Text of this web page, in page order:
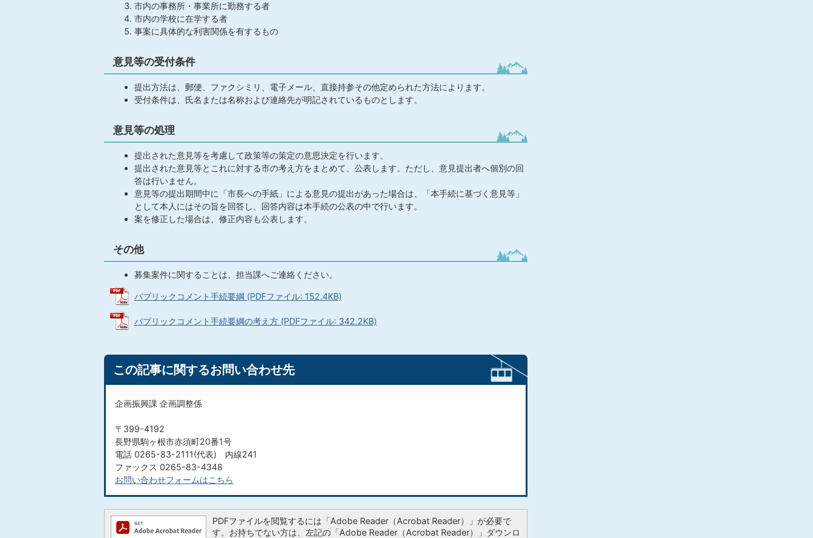
市内の事務所・事業所に勤務する者
市内の学校に在学する者
事案に具体的な利害関係を有するもの
意見等の受付条件
提出方法は、郵便、ファクシミリ、電子メール、直接持参その他定められた方法によります。
受付条件は、氏名または名称および連絡先が明記されているものとします。
意見等の処理
提出された意見等を考慮して政策等の策定の意思決定を行います。
提出された意見等とこれに対する市の考え方をまとめて、公表します。ただし、意見提出者へ個別の回
答は行いません。
意見等の提出期間中に「市長への手紙」による意見の提出があった場合は、「本手続に基づく意見等」
として本人にはその旨を回答し、回答内容は本手続の公表の中で行います。
案を修正した場合は、修正内容も公表します。
その他
募集案件に関することは、担当課へご連絡ください。
パブリックコメント手続要綱 (PDFファイル: 152.4KB)
パブリックコメント手続要綱の考え方 (PDFファイル: 342.2KB)
この記事に関するお問い合わせ先
企画振興課 企画調整係
〒399-4192
長野県駒ヶ根市赤須町20番1号
電話 0265-83-2111(代表) 内線241
ファックス 0265-83-4348​​​​​​​
お問い合わせフォームはこちら
PDFファイルを閲覧するには「Adobe Reader（Acrobat Reader）」が必要で
す。お持ちでない方は、左記の「Adobe Reader（Acrobat Reader）」ダウンロ